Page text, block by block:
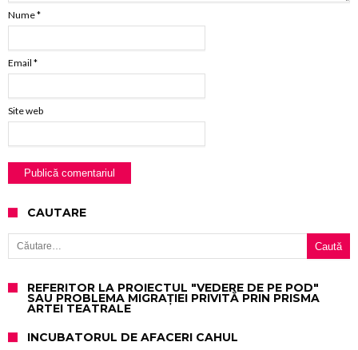
Nume*
Email *
Site web
CAUTARE
Caută după:
REFERITOR LA PROIECTUL "VEDERE DE PE POD"
SAU PROBLEMA MIGRAȚIEI PRIVITĂ PRIN PRISMA
ARTEI TEATRALE
INCUBATORUL DE AFACERI CAHUL